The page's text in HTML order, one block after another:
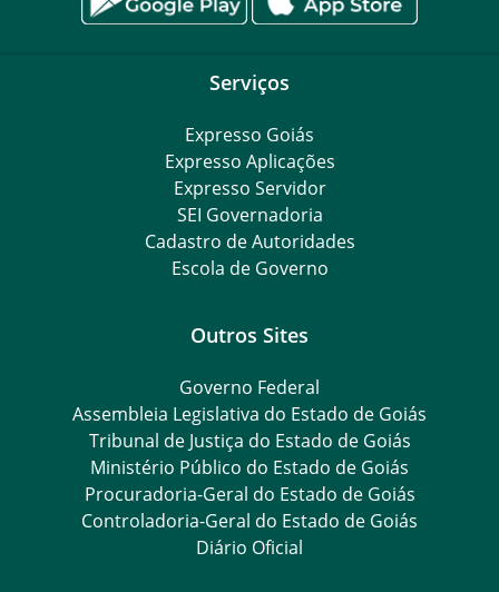
Serviços
Expresso Goiás
Expresso Aplicações
Expresso Servidor
SEI Governadoria
Cadastro de Autoridades
Escola de Governo
Outros Sites
Governo Federal
Assembleia Legislativa do Estado de Goiás
Tribunal de Justiça do Estado de Goiás
Ministério Público do Estado de Goiás
Procuradoria-Geral do Estado de Goiás
Controladoria-Geral do Estado de Goiás
Diário Oficial